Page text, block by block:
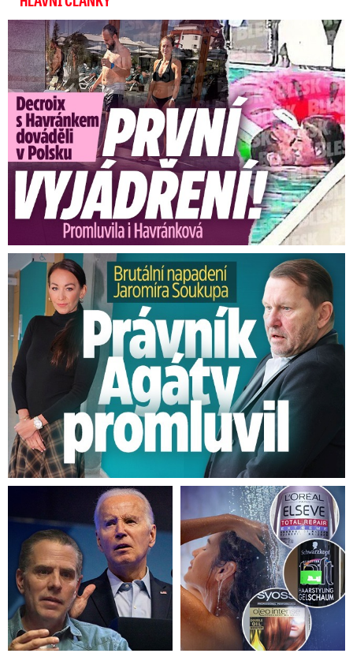
Na doživotí: Vrah Verunky (†8)
škemral o trest smrti! Ve
vězení spáchal sebevraždu
Exministryně s Havránkem dováděli v Polsku: První slova!
Brutální napadení Soukupa. Právník Agáty promluvil